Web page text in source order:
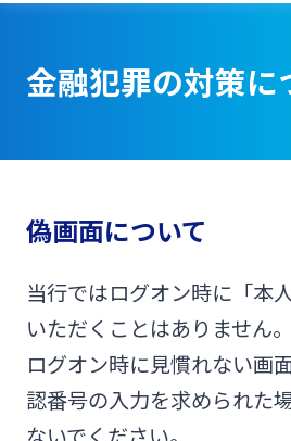
その他 閉じる
ネット」
みやぎん「でんさいサービス」
Web伝票作成サービス
変更届出書作成サービス
SDGs宣言企業紹介
地域密着型支援
個人向けインターネッ
ログオン
法人向けインターネッ
ログオン
みやぎん
金融犯罪の対策に
偽画面について
当行ではログオン時に「本
いただくことはありません。
ログオン時に見慣れない画
認番号の入力を求められた